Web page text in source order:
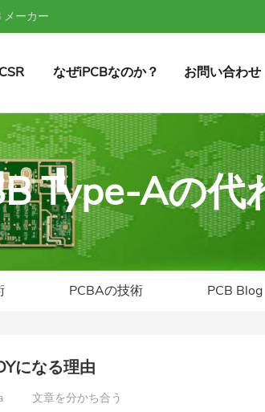
メーカー
なぜiPCBなのか？ お問い合わせ
Type-Aの代
PCBAの技術 PCB Blog
になる理由
文章を分かち合う